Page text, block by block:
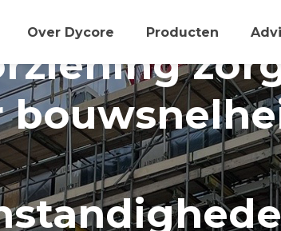
Over Dycore Producten